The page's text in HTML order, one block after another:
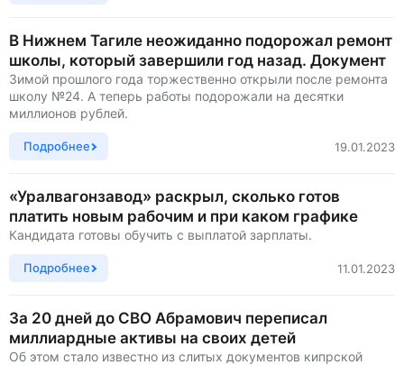
В Нижнем Тагиле неожиданно подорожал ремонт
школы, который завершили год назад. Документ
Зимой прошлого года торжественно открыли после ремонта
школу №24. А теперь работы подорожали на десятки
миллионов рублей.
Подробнее 19.01.2023
«Уралвагонзавод» раскрыл, сколько готов
платить новым рабочим и при каком графике
Кандидата готовы обучить с выплатой зарплаты.
Подробнее 11.01.2023
За 20 дней до СВО Абрамович переписал
миллиардные активы на своих детей
Об этом стало известно из слитых документов кипрской